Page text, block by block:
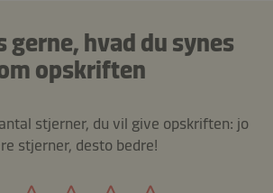
hvad du synes
opskriften
stjerner, du vil give opskriften: jo
stjerner, desto bedre!